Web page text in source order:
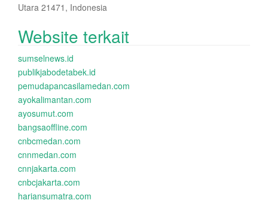
Utara 21471, Indonesia
Website terkait
sumselnews.id
publikjabodetabek.id
pemudapancasilamedan.com
ayokalimantan.com
ayosumut.com
bangsaoffline.com
cnbcmedan.com
cnnmedan.com
cnnjakarta.com
cnbcjakarta.com
hariansumatra.com